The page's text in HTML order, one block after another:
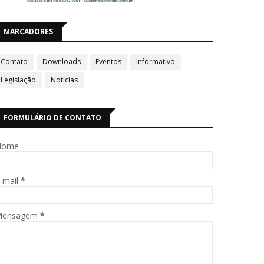
MARCADORES
Contato Downloads Eventos
Informativo
Legislação
Notícias
FORMULÁRIO DE CONTATO
mail *
*